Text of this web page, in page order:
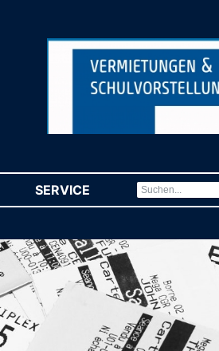
SERVICE (CURRENT)